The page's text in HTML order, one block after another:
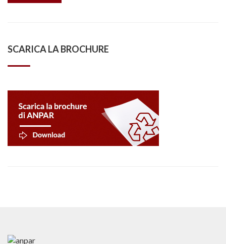
SCARICA LA BROCHURE